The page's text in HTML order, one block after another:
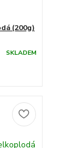
(200g)
SKLADEM